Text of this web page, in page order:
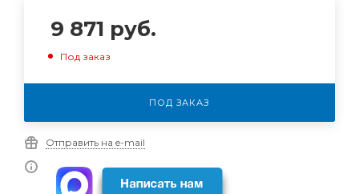
9 871 руб.
Под заказ
ПОД ЗАКАЗ
Отправить на e-mail